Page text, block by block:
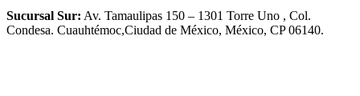
Sucursal Sur: Av. Tamaulipas 150 – 1301 Torre Uno , Col.
Condesa. Cuauhtémoc,Ciudad de México, México, CP 06140.